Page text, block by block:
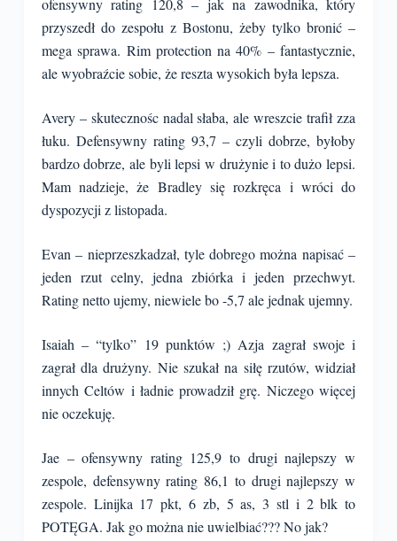
ofensywny rating 120,8 – jak na zawodnika, który
przyszedł do zespołu z Bostonu, żeby tylko bronić –
mega sprawa. Rim protection na 40% – fantastycznie,
ale wyobraźcie sobie, że reszta wysokich była lepsza.
Avery – skutecznośc nadal słaba, ale wreszcie trafił zza
łuku. Defensywny rating 93,7 – czyli dobrze, byłoby
bardzo dobrze, ale byli lepsi w drużynie i to dużo lepsi.
Mam nadzieje, że Bradley się rozkręca i wróci do
dyspozycji z listopada.
Evan – nieprzeszkadzał, tyle dobrego można napisać –
jeden rzut celny, jedna zbiórka i jeden przechwyt.
Rating netto ujemy, niewiele bo -5,7 ale jednak ujemny.
Isaiah – “tylko” 19 punktów ;) Azja zagrał swoje i
zagrał dla drużyny. Nie szukał na siłę rzutów, widział
innych Celtów i ładnie prowadził grę. Niczego więcej
nie oczekuję.
Jae – ofensywny rating 125,9 to drugi najlepszy w
zespole, defensywny rating 86,1 to drugi najlepszy w
zespole. Linijka 17 pkt, 6 zb, 5 as, 3 stl i 2 blk to
POTĘGA. Jak go można nie uwielbiać??? No jak?